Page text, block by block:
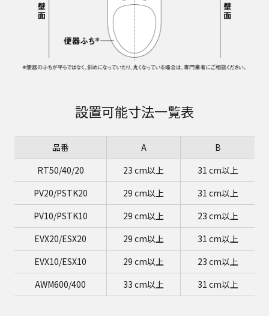
設置可能寸法一覧表
品番 A
B
RT50/40/20
23 cm以上
31 cm以上
PV20/PSTK20
29 cm以上
31 cm以上
PV10/PSTK10
29 cm以上
23 cm以上
EVX20/ESX20
29 cm以上
31 cm以上
EVX10/ESX10
29 cm以上
23 cm以上
AWM600/400
33 cm以上 31 cm以上